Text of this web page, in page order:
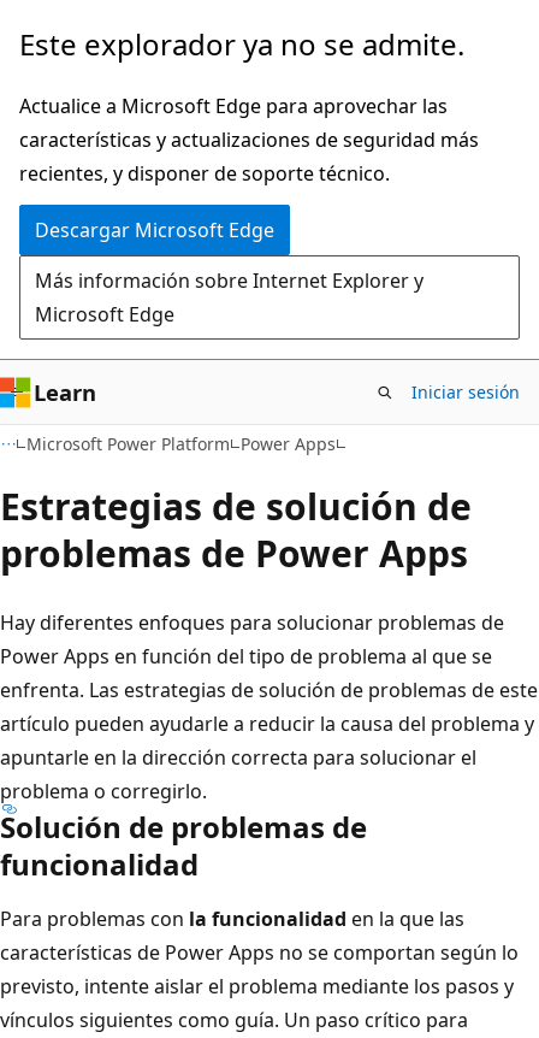
Ir
contenido
principal
Este explorador ya no se admite.
Actualice a Microsoft Edge para aprovechar las
características y actualizaciones de seguridad más
recientes, y disponer de soporte técnico.
Descargar Microsoft Edge
Más información sobre Internet Explorer y
Microsoft Edge
Learn Iniciar sesión
Microsoft Power Platform Power Apps
Estrategias de solución de
problemas de Power Apps
Hay diferentes enfoques para solucionar problemas de
Power Apps en función del tipo de problema al que se
enfrenta. Las estrategias de solución de problemas de este
artículo pueden ayudarle a reducir la causa del problema y
apuntarle en la dirección correcta para solucionar el
problema o corregirlo.
Solución de problemas de
funcionalidad
Para problemas con la funcionalidad en la que las
características de Power Apps no se comportan según lo
previsto, intente aislar el problema mediante los pasos y
vínculos siguientes como guía. Un paso crítico para